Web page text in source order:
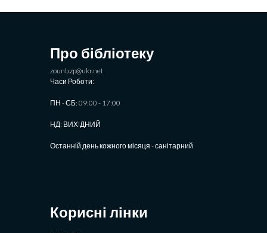
Про бібліотеку
zounb.zp@ukr.net
Часи Роботи:
ПН - СБ: 09:00 - 17:00
НД: ВИХIДНИЙ
Останній день кожного місяця - санітарний
Корисні лінки